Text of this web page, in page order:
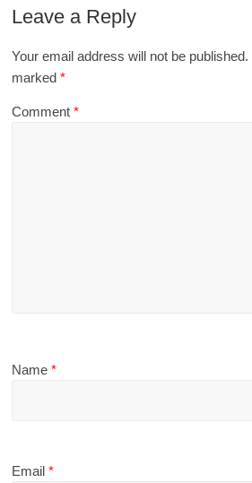
Leave a Reply
Your email address will not be published.
marked*
Comment*
Name*
Email*